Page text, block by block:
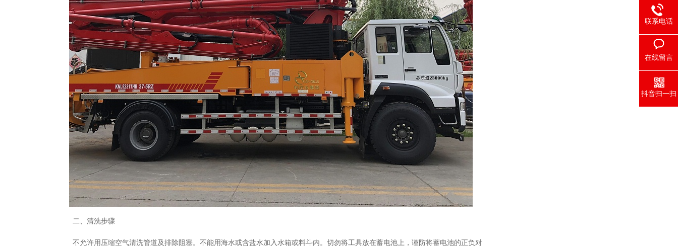
二、 清洗步骤
不允许用压缩空气清洗管道及排除阻塞。不能用海水或含盐水加入水箱或料斗内。切勿将工具放在蓄电池上，谨防将蓄电池的正负对
联系电话
在线留言
抖音扫一扫